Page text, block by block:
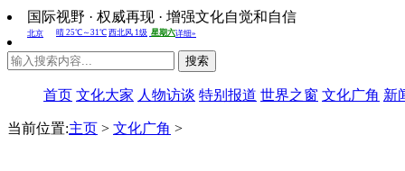
国际视野 · 权威再现 · 增强文化自觉和自信
搜索
首页 文化大家 人物访谈 特别报道 世界之窗 文化广角 新
当前位置:主页 > 文化广角 >